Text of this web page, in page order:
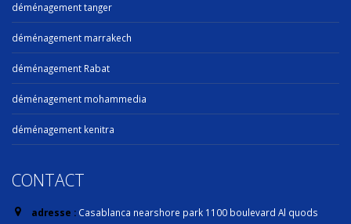
déménagement tanger
déménagement marrakech
déménagement Rabat
déménagement mohammedia
déménagement kenitra
CONTACT
adresse : Casablanca nearshore park 1100 boulevard Al quods